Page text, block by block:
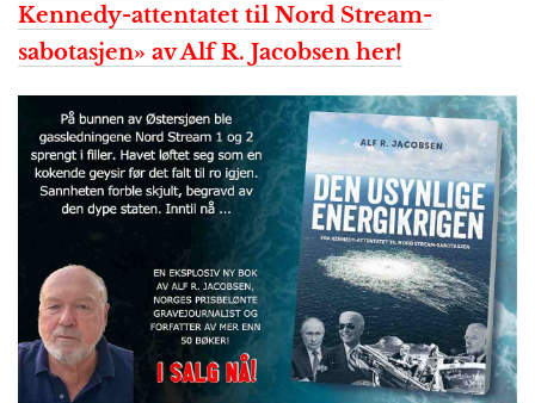
Kennedy-attentatet til Nord Stream-
sabotasjen» av Alf R. Jacobsen her!